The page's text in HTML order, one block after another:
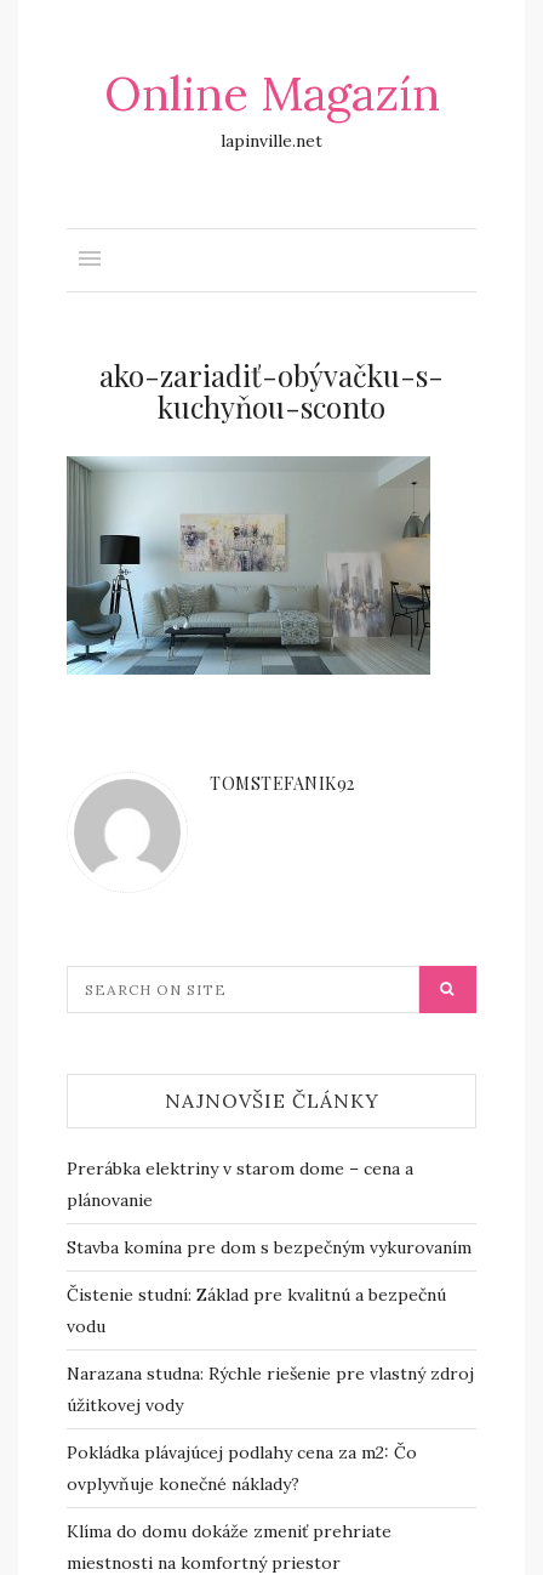
Online Magazín
lapinville.net
ako-zariadiť-obývačku-s-
kuchyňou-sconto
TOMSTEFANIK92
NAJNOVŠIE ČLÁNKY
Prerábka elektriny v starom dome – cena a
plánovanie
Stavba komína pre dom s bezpečným vykurovaním
Čistenie studní: Základ pre kvalitnú a bezpečnú
vodu
Narazana studna: Rýchle riešenie pre vlastný zdroj
úžitkovej vody
Pokládka plávajúcej podlahy cena za m2: Čo
ovplyvňuje konečné náklady?
Klíma do domu dokáže zmeniť prehriate
miestnosti na komfortný priestor